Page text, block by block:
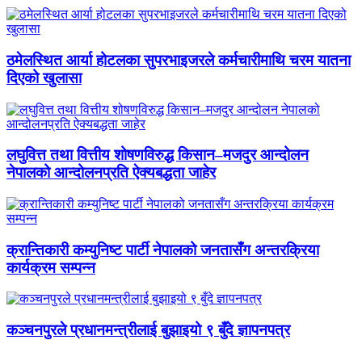
ठमेलस्थित आर्या होटलका सुपरभाइजरले कर्मचारीमाथि चरम यातना
दिएको खुलासा
लघुवित्त तथा वित्तीय शोषणविरुद्ध किसान–मजदुर आन्दोलन
नेपालको आन्दोलनप्रति ऐक्यबद्धता जाहेर
क्रान्तिकारी कम्युनिष्ट पार्टी नेपालको जनतासँग अन्तरक्रिया
कार्यक्रम सम्पन्न
कञ्चनपुरले प्रधानमन्त्रीलाई बुझाइयो ९ बुँदे ज्ञापनपत्र